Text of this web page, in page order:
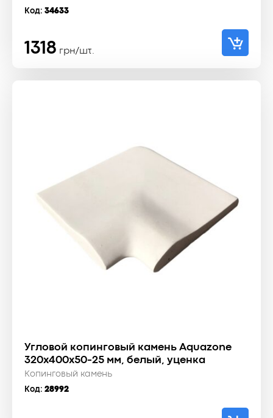
Код: 34633
1318 грн/шт.
Угловой копинговый камень Aquazone
320x400x50-25 мм, белый, уценка
Копинговый камень
Код: 28992